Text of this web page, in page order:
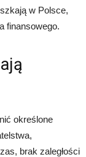
w Polsce,
finansowego.
określone
brak zaległości